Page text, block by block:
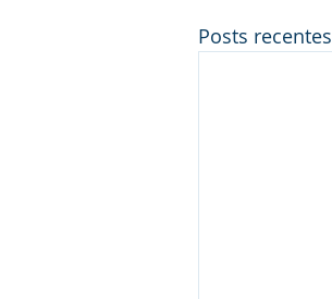
Posts recentes